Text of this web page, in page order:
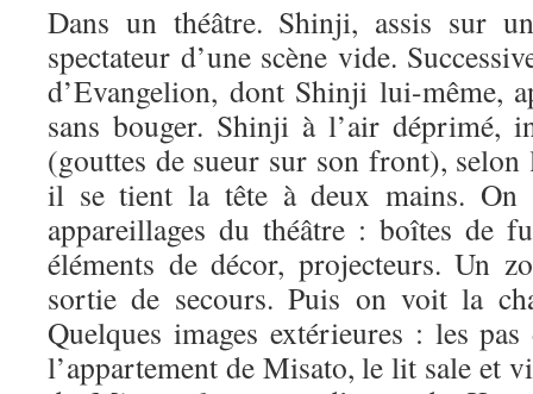
Dans un théâtre. Shinji, assis sur
spectateur d’une scène vide.
d’Evangelion, dont Shinji lui-même,
sans bouger. Shinji à l’air déprimé,
(gouttes de sueur sur son front), selon
il se tient la tête à deux mains. On
appareillages du théâtre : boîtes de
éléments de décor, projecteurs. Un
sortie de secours. Puis on voit la
Quelques images extérieures : les
l’appartement de Misato, le lit sale et